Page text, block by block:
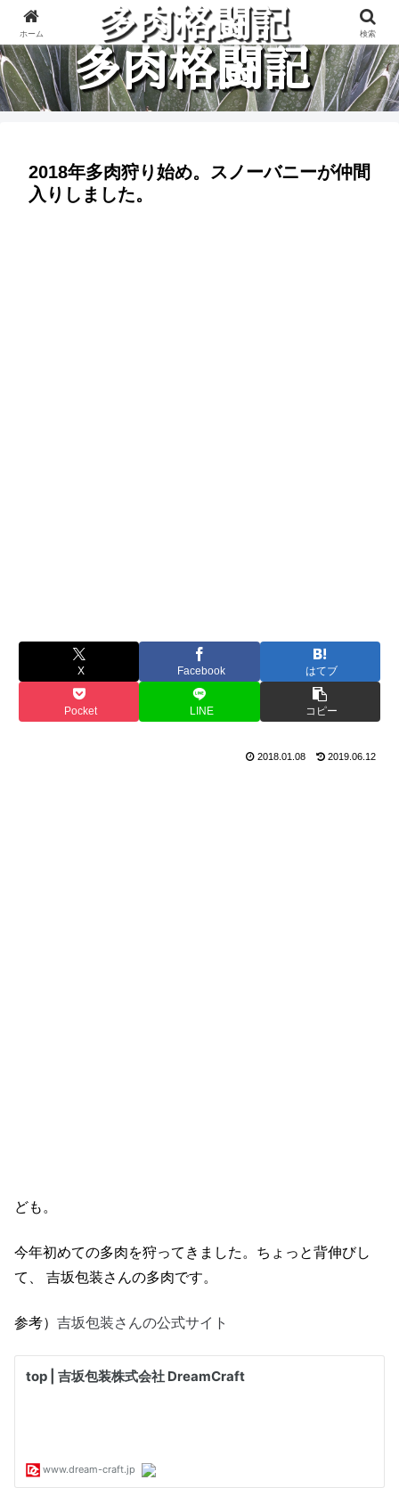
多肉植物と楽しく格闘している記録です。
2018年多肉狩り始め。スノーバニーが仲間
入りしました。
X Facebook はてブ
Pocket LINE コピー
2018.01.08 2019.06.12
ども。
今年初めての多肉を狩ってきました。ちょっと背伸びし
て、 吉坂包装さんの多肉です。
参考） 吉坂包装さんの公式サイト
ホーム 検索